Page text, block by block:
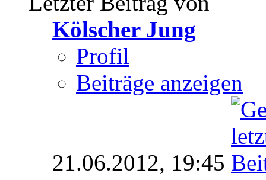
Kölscher Jung
Profil
Beiträge anzeigen
21.06.2012, 19:45